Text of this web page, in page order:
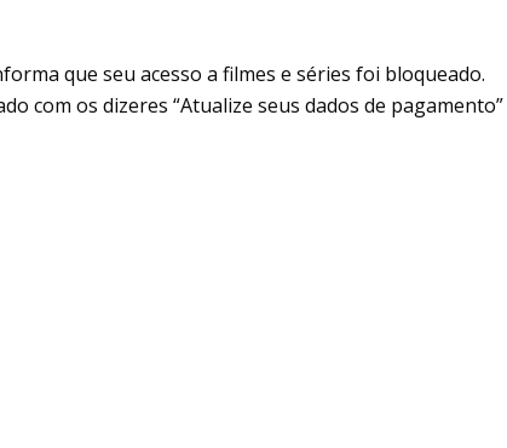
que seu acesso a filmes e séries foi bloqueado.
com os dizeres “Atualize seus dados de pagamento”